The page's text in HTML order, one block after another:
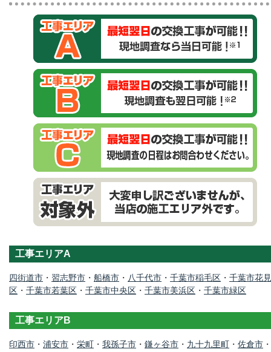
工事エリアA
四街道市 ・ 習志野市 ・ 船橋市 ・ 八千代市 ・ 千葉市稲毛区 ・ 千葉市花
区 ・ 千葉市若葉区 ・ 千葉市中央区 ・ 千葉市美浜区 ・ 千葉市緑区
工事エリアB
印西市 ・ 浦安市 ・ 栄町 ・ 我孫子市 ・ 鎌ヶ谷市 ・ 九十九里町 ・ 佐倉市 ・